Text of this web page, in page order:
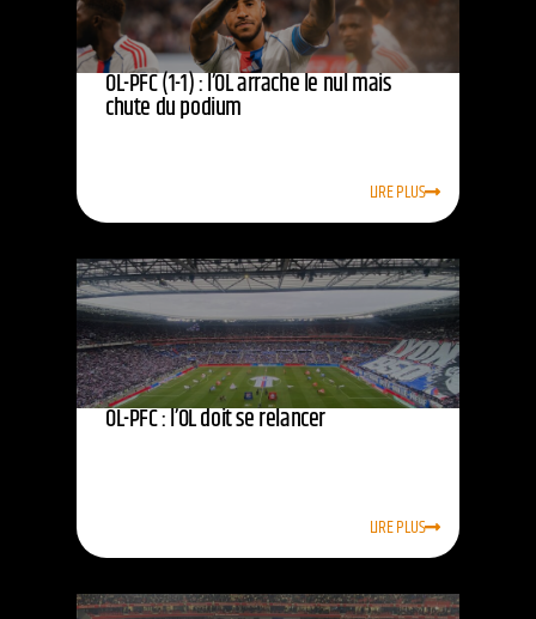
OL-PFC (1-1) : l’OL arrache le nul mais
chute du podium
LIRE PLUS
OL-PFC : l’OL doit se relancer
LIRE PLUS